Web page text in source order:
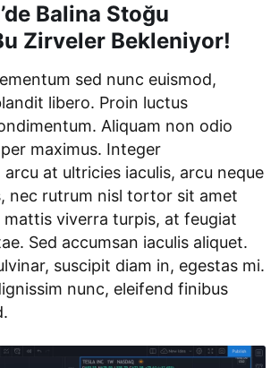
Balina Stoğu
Zirveler Bekleniyor!
sed nunc euismod,
libero. Proin luctus
Aliquam non odio
maximus. Integer
at ultricies iaculis, arcu neque
nec rutrum nisl tortor sit amet
mattis viverra turpis, at feugiat
Sed accumsan iaculis aliquet.
suscipit diam in, egestas mi.
nunc, eleifend finibus